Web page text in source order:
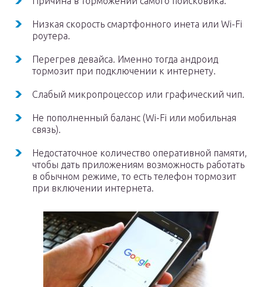
Низкая скорость смартфонного инета или Wi-Fi
роутера.
Перегрев девайса. Именно тогда андроид
тормозит при подключении к интернету.
Слабый микропроцессор или графический чип.
Не пополненный баланс (Wi-Fi или мобильная
связь).
Недостаточное количество оперативной памяти,
чтобы дать приложениям возможность работать
в обычном режиме, то есть телефон тормозит
при включении интернета.